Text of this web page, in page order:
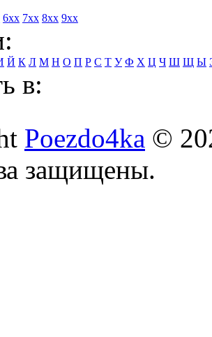
6xx 7xx 8xx 9xx
Й К Л М Н О П Р С Т У Ф Х Ц Ч Ш Щ Ы
в:
Poezdo4ka ©
защищены.